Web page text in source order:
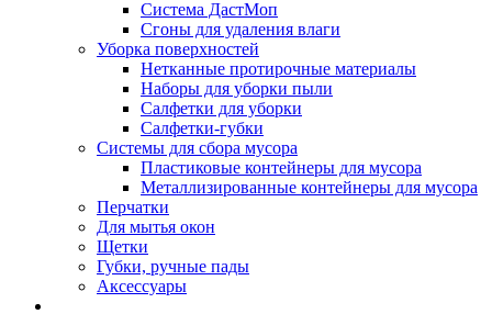
Система ДастМоп
Сгоны для удаления влаги
Уборка поверхностей
Нетканные протирочные материалы
Наборы для уборки пыли
Салфетки для уборки
Салфетки-губки
Системы для сбора мусора
Пластиковые контейнеры для мусора
Металлизированные контейнеры для мусора
Перчатки
Для мытья окон
Щетки
Губки, ручные пады
Аксессуары